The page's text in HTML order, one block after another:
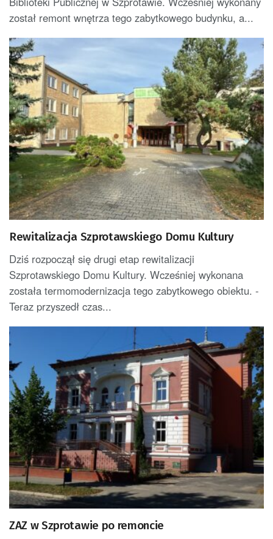
został remont wnętrza tego zabytkowego budynku, a...
Rewitalizacja Szprotawskiego Domu Kultury
Dziś rozpoczął się drugi etap rewitalizacji
Szprotawskiego Domu Kultury. Wcześniej wykonana
została termomodernizacja tego zabytkowego obiektu. -
Teraz przyszedł czas...
ZAZ w Szprotawie po remoncie